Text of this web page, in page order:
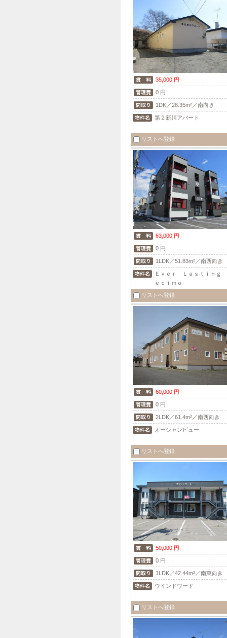
35,000 円
0 円
1DK／28.35m²／南向き
第２新川アパート
リストへ登録
63,000 円
0 円
1LDK／51.83m²／南西向き
Ｅｖｅｒ Ｌａｓｔｉｎｇ
ｅｃｉｍｏ
リストへ登録
60,000 円
0 円
2LDK／61.4m²／南西向き
オーシャンビュー
リストへ登録
50,000 円
0 円
1LDK／42.44m²／南東向き
ウインドワード
リストへ登録